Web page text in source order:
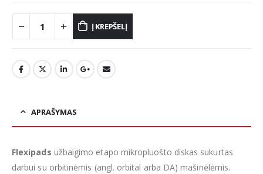
Į KREPŠELĮ
APRAŠYMAS
Flexipads užbaigimo etapo mikropluošto diskas sukurtas
darbui su orbitinėmis (angl. orbital arba DA) mašinėlėmis.